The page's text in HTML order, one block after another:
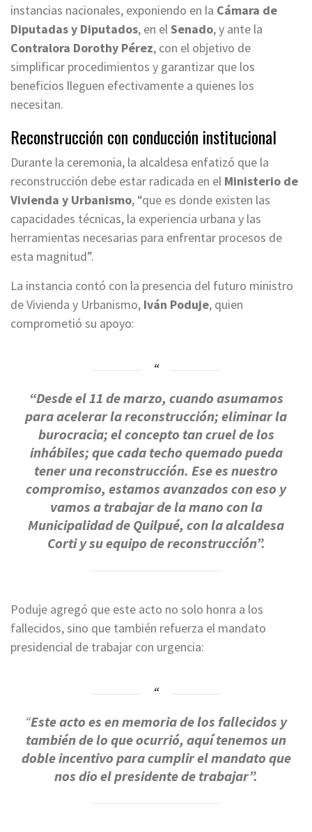
instancias nacionales, exponiendo en la Cámara de
Diputadas y Diputados, en elSenado, y ante la
Contralora Dorothy Pérez, con el objetivo de
simplificar procedimientos y garantizar que los
beneficios lleguen efectivamente a quienes los
necesitan.
Reconstrucción con conducción institucional
Durante la ceremonia, la alcaldesa enfatizó que la
reconstrucción debe estar radicada en el Ministerio de
Vivienda y Urbanismo, “que es donde existen las
capacidades técnicas, la experiencia urbana y las
herramientas necesarias para enfrentar procesos de
esta magnitud”.
La instancia contó con la presencia del futuro ministro
de Vivienda y Urbanismo, Iván Poduje, quien
comprometió su apoyo:
“Desde el 11 de marzo, cuando asumamos
para acelerar la reconstrucción; eliminar la
burocracia; el concepto tan cruel de los
inhábiles; que cada techo quemado pueda
tener una reconstrucción. Ese es nuestro
compromiso, estamos avanzados con eso y
vamos a trabajar de la mano con la
Municipalidad de Quilpué, con la alcaldesa
Corti y su equipo de reconstrucción”.
Poduje agregó que este acto no solo honra a los
fallecidos, sino que también refuerza el mandato
presidencial de trabajar con urgencia:
“Este acto es en memoria de los fallecidos y
también de lo que ocurrió, aquí tenemos un
doble incentivo para cumplir el mandato que
nos dio el presidente de trabajar”.